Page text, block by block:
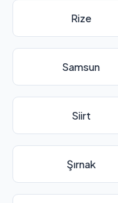
Rize
Samsun
Siirt
Şırnak